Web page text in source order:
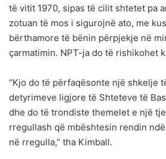
të vitit 1970, sipas të cilit shtetet pa
zotuan të mos i sigurojnë ato, me
bërthamore të bënin përpjekje në
çarmatimin. NPT-ja do të rishikohet
“Kjo do të përfaqësonte një shkelje
detyrimeve ligjore të Shteteve të
dhe do të trondiste themelet e një
rregullash që mbështesin rendin
në rregulla,” tha Kimball.